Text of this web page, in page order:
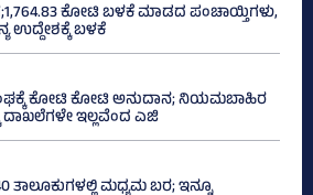
ಕೋಟಿ ಬಳಕೆ ಮಾಡದ ಪಂಚಾಯ್ತಿಗಳು,
ಉದ್ದೇಶಕ್ಕೆ ಬಳಕೆ
ಕೋಟಿ ಕೋಟಿ ಅನುದಾನ; ನಿಯಮಬಾಹಿರ
ದಾಖಲೆಗಳೇ ಇಲ್ಲವೆಂದ ಎಜಿ
ತಾಲೂಕುಗಳಲ್ಲಿ ಮಧ್ಯಮ ಬರ; ಇನ್ನೂ